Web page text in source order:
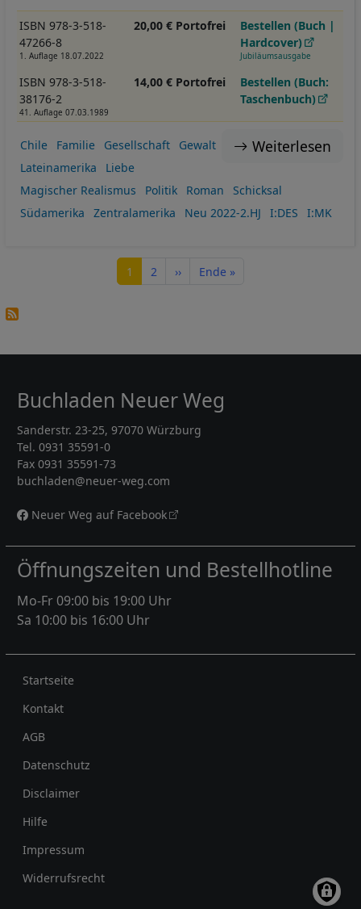
ISBN 978-3-518-
47266-8
1. Auflage 18.07.2022
20,00 € Portofrei
Bestellen (Buch |
Hardcover)
Jubiläumsausgabe
ISBN 978-3-518-
38176-2
41. Auflage 07.03.1989
14,00 € Portofrei
Bestellen (Buch:
Taschenbuch)
Weiterlesen
Chile Familie Gesellschaft
Gewalt
Lateinamerika
Liebe
Magischer Realismus
Politik Roman
Schicksal
Südamerika
Zentralamerika Neu 2022-2.HJ I:DES I:MK
Seitennummerierung
Seite
1 Seite
2 Nächste Seite
›› Letzte Seite
Ende »
Buchladen Neuer Weg
Sanderstr. 23-25, 97070 Würzburg
Tel. 0931 35591-0
Fax 0931 35591-73
buchladen@neuer-weg.com
Neuer Weg auf Facebook
Öffnungszeiten und Bestellhotline
Mo-Fr 09:00 bis 19:00 Uhr
Sa 10:00 bis 16:00 Uhr
Rechtliches
Startseite
Kontakt
AGB
Datenschutz
Disclaimer
Hilfe
Impressum
Widerrufsrecht